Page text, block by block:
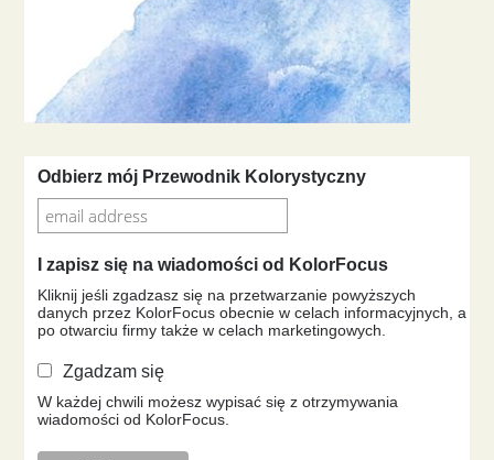
Odbierz mój Przewodnik Kolorystyczny
I zapisz się na wiadomości od KolorFocus
Kliknij jeśli zgadzasz się na przetwarzanie powyższych
danych przez KolorFocus obecnie w celach informacyjnych, a
po otwarciu firmy także w celach marketingowych.
Zgadzam się
W każdej chwili możesz wypisać się z otrzymywania
wiadomości od KolorFocus.